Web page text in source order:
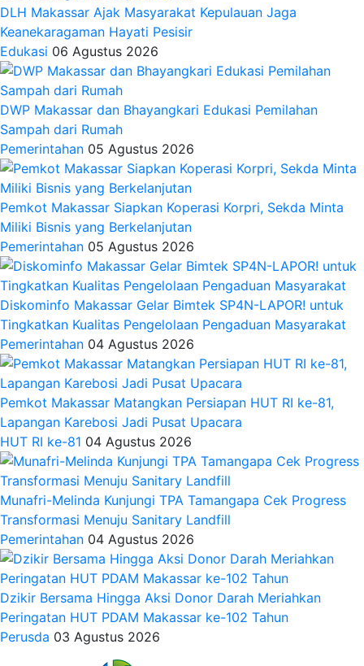
DLH Makassar Ajak Masyarakat Kepulauan Jaga
Keanekaragaman Hayati Pesisir
Edukasi 06 Agustus 2026
DWP Makassar dan Bhayangkari Edukasi Pemilahan
Sampah dari Rumah
Pemerintahan 05 Agustus 2026
Pemkot Makassar Siapkan Koperasi Korpri, Sekda Minta
Miliki Bisnis yang Berkelanjutan
Pemerintahan 05 Agustus 2026
Diskominfo Makassar Gelar Bimtek SP4N-LAPOR! untuk
Tingkatkan Kualitas Pengelolaan Pengaduan Masyarakat
Pemerintahan 04 Agustus 2026
Pemkot Makassar Matangkan Persiapan HUT RI ke-81,
Lapangan Karebosi Jadi Pusat Upacara
HUT RI ke-81 04 Agustus 2026
Munafri-Melinda Kunjungi TPA Tamangapa Cek Progress
Transformasi Menuju Sanitary Landfill
Pemerintahan 04 Agustus 2026
Dzikir Bersama Hingga Aksi Donor Darah Meriahkan
Peringatan HUT PDAM Makassar ke-102 Tahun
Perusda 03 Agustus 2026